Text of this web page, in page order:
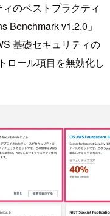
のベストプラクティ
Benchmark v1.2.0」
基礎セキュリティの
ロール項目を無効化し